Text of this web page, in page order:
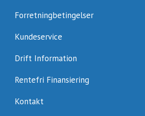
Forretningbetingelser
Kundeservice
Drift Information
Rentefri Finansiering
Kontakt